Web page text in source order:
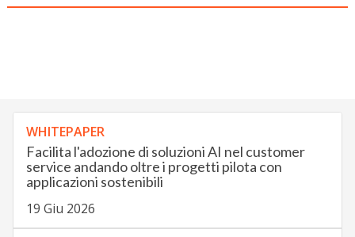
WHITEPAPER
Facilita l'adozione di soluzioni AI nel customer
service andando oltre i progetti pilota con
applicazioni sostenibili
19 Giu 2026